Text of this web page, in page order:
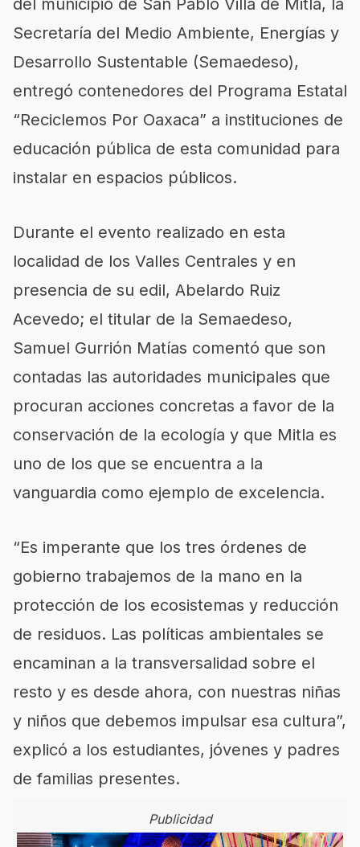
del municipio de San Pablo Villa de Mitla, la
Secretaría del Medio Ambiente, Energías y
Desarrollo Sustentable (Semaedeso),
entregó contenedores del Programa Estatal
“Reciclemos Por Oaxaca” a instituciones de
educación pública de esta comunidad para
instalar en espacios públicos.
Durante el evento realizado en esta
localidad de los Valles Centrales y en
presencia de su edil, Abelardo Ruiz
Acevedo; el titular de la Semaedeso,
Samuel Gurrión Matías comentó que son
contadas las autoridades municipales que
procuran acciones concretas a favor de la
conservación de la ecología y que Mitla es
uno de los que se encuentra a la
vanguardia como ejemplo de excelencia.
“Es imperante que los tres órdenes de
gobierno trabajemos de la mano en la
protección de los ecosistemas y reducción
de residuos. Las políticas ambientales se
encaminan a la transversalidad sobre el
resto y es desde ahora, con nuestras niñas
y niños que debemos impulsar esa cultura”,
explicó a los estudiantes, jóvenes y padres
de familias presentes.
Publicidad